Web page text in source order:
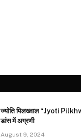
ज्योति पिलख्वाल “Jyoti
डांस में अग्रणी
August 9, 2024